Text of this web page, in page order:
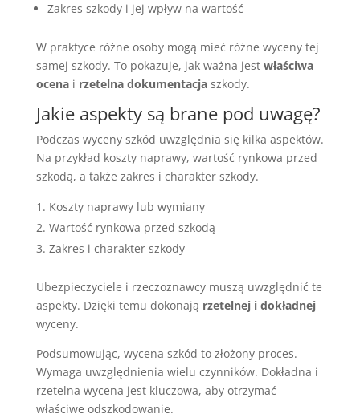
Zakres szkody i jej wpływ na wartość
W praktyce różne osoby mogą mieć różne wyceny tej
samej szkody. To pokazuje, jak ważna jest właściwa
ocenai rzetelna dokumentacjaszkody.
Jakie aspekty są brane pod uwagę?
Podczas wyceny szkód uwzględnia się kilka aspektów.
Na przykład koszty naprawy, wartość rynkowa przed
szkodą, a także zakres i charakter szkody.
Koszty naprawy lub wymiany
Wartość rynkowa przed szkodą
Zakres i charakter szkody
Ubezpieczyciele i rzeczoznawcy muszą uwzględnić te
aspekty. Dzięki temu dokonają rzetelnej i dokładnej
wyceny.
Podsumowując, wycena szkód to złożony proces.
Wymaga uwzględnienia wielu czynników. Dokładna i
rzetelna wycena jest kluczowa, aby otrzymać
właściwe odszkodowanie.